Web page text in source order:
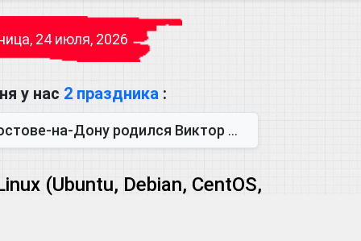
24 июля, 2026
у нас 2 праздника :
Виктор Михайлович Глушков. Под руководством Виктора Михайло...
(Ubuntu, Debian, CentOS,